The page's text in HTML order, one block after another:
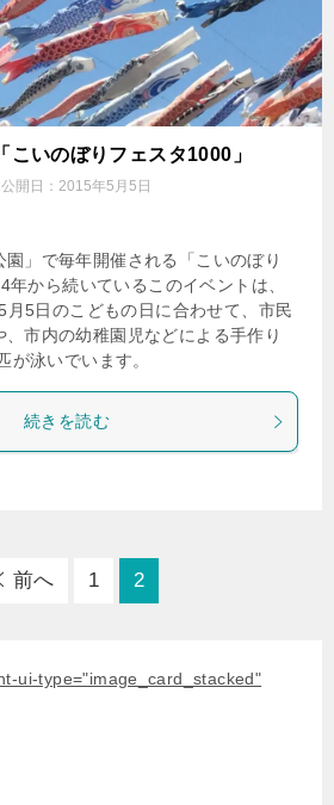
こいのぼりフェスタ1000」
公開日： 2015年5月5日
」で毎年開催される「こいのぼり
から続いているこのイベントは、
5日のこどもの日に合わせて、市民
市内の幼稚園児などによる手作り
が泳いでいます。
続きを読む
前へ 1 2
ui-type="image_card_stacked"